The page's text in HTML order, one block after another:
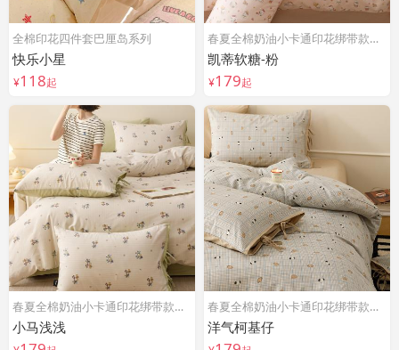
全棉印花四件套巴厘岛系列
快乐小星
¥118起
春夏全棉奶油小卡通印花绑带款四件套
凯蒂软糖-粉
¥179起
春夏全棉奶油小卡通印花绑带款四件套
小马浅浅
春夏全棉奶油小卡通印花绑带款四件套
洋气柯基仔